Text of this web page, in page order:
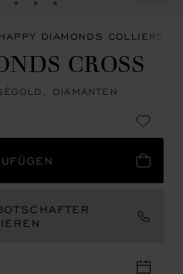
GEHEN 1
FOLIE GEHEN 2
ZUR FOLIE GEHEN 3
ZUR FOLIE GEHEN 4
ZUR FOLIE GEHEN
HAPPY DIAMONDS COLLIERS &
CROSS
DIAMANTEN